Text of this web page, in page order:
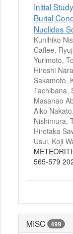
Initial
Burial
Nuclides
Kunihiko
Caffee,
Yurimoto,
Hiroshi
Sakamoto,
Tachibana,
Masanao
Aiko
Nishimura,
Hirotaka
Usui, Koji
565-579
MISC 499